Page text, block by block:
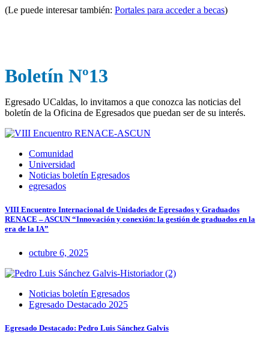
(Le puede interesar también: Portales para acceder a becas)
Boletín Nº13
Egresado UCaldas, lo invitamos a que conozca las noticias del
boletín de la Oficina de Egresados que puedan ser de su interés.
Comunidad
Universidad
Noticias boletín Egresados
egresados
VIII Encuentro Internacional de Unidades de Egresados y Graduados
RENACE – ASCUN “Innovación y conexión: la gestión de graduados en la
era de la IA”
octubre 6, 2025
Noticias boletín Egresados
Egresado Destacado 2025
Egresado Destacado: Pedro Luis Sánchez Galvis